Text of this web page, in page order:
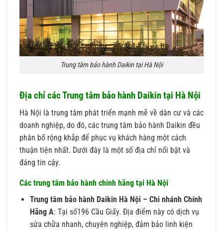
Trung tâm bảo hành Daikin tại Hà Nội
Địa chỉ các Trung tâm bảo hành Daikin tại Hà Nội
Hà Nội là trung tâm phát triển mạnh mẽ về dân cư và các
doanh nghiệp, do đó, các trung tâm bảo hành Daikin đều
phân bố rộng khắp để phục vụ khách hàng một cách
thuận tiện nhất. Dưới đây là một số địa chỉ nổi bật và
đáng tin cậy.
Các trung tâm bảo hành chính hãng tại Hà Nội
Trung tâm bảo hành Daikin Hà Nội – Chi nhánh Chính
Hãng A: Tại số196 Cầu Giấy. Địa điểm này có dịch vụ
sửa chữa nhanh, chuyên nghiệp, đảm bảo linh kiện